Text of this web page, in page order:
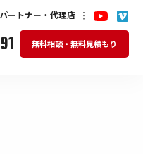
ートナー・代理店
無料相談・無料見積もり